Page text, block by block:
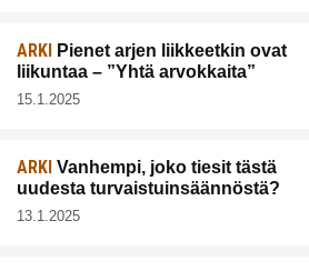
ARKI Pienet arjen liikkeetkin ovat
liikuntaa – ”Yhtä arvokkaita”
15.1.2025
ARKI Vanhempi, joko tiesit tästä
uudesta turvaistuinsäännöstä?
13.1.2025